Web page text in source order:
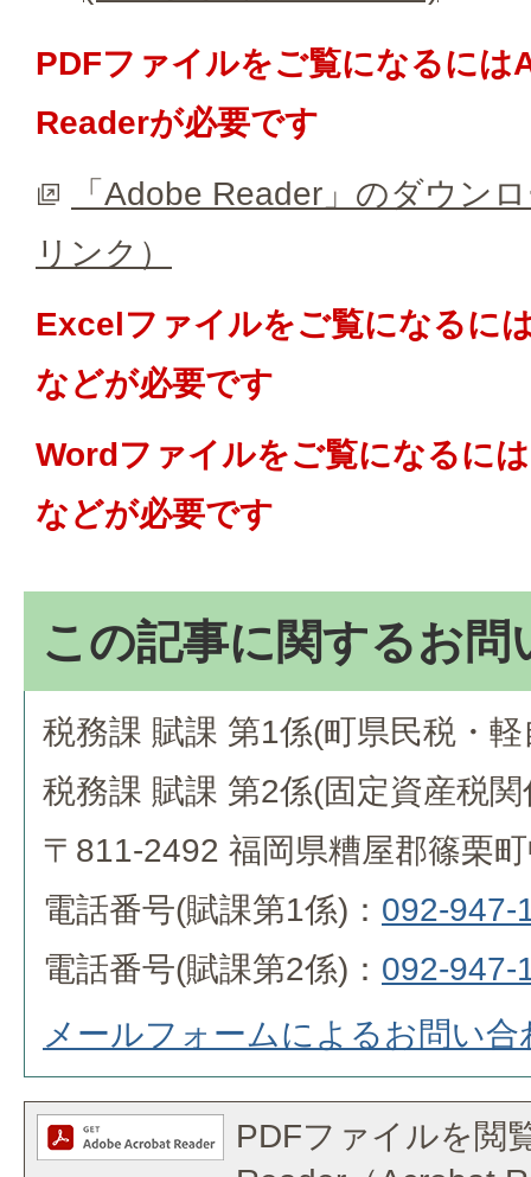
PDFファイルをご覧になるに
Readerが必要です
「Adobe Reader」のダウン
リンク）
Excelファイルをご覧になるに
などが必要です
Wordファイルをご覧になるに
などが必要です
この記事に関するお問
税務課 賦課 第1係(町県民税・
税務課 賦課 第2係(固定資産税関
〒811-2492 福岡県糟屋郡篠栗
電話番号(賦課第1係)： 092-947-
電話番号(賦課第2係)： 092-947-
メールフォームによるお問い合
PDFファイルを閲